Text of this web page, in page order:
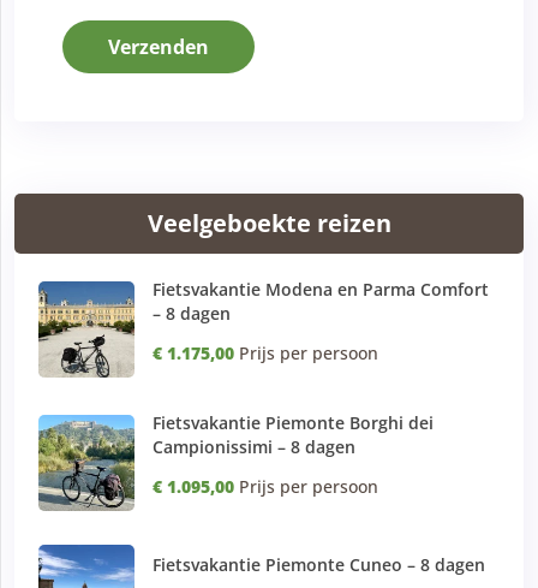
Verzenden
Veelgeboekte reizen
Fietsvakantie Modena en Parma Comfort
– 8 dagen
€ 1.175,00 Prijs per persoon
Fietsvakantie Piemonte Borghi dei
Campionissimi – 8 dagen
€ 1.095,00 Prijs per persoon
Fietsvakantie Piemonte Cuneo – 8 dagen